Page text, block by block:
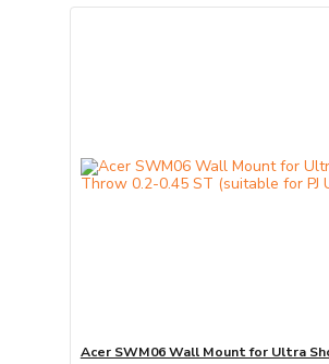
Acer SWM06 Wall Mount for Ultra